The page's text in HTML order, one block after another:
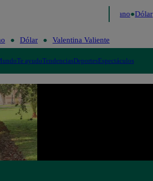
Fútbol peruano Dólar
Dólar Valentina Valiente
Te ayudoTendenciasDeportesEspectáculos